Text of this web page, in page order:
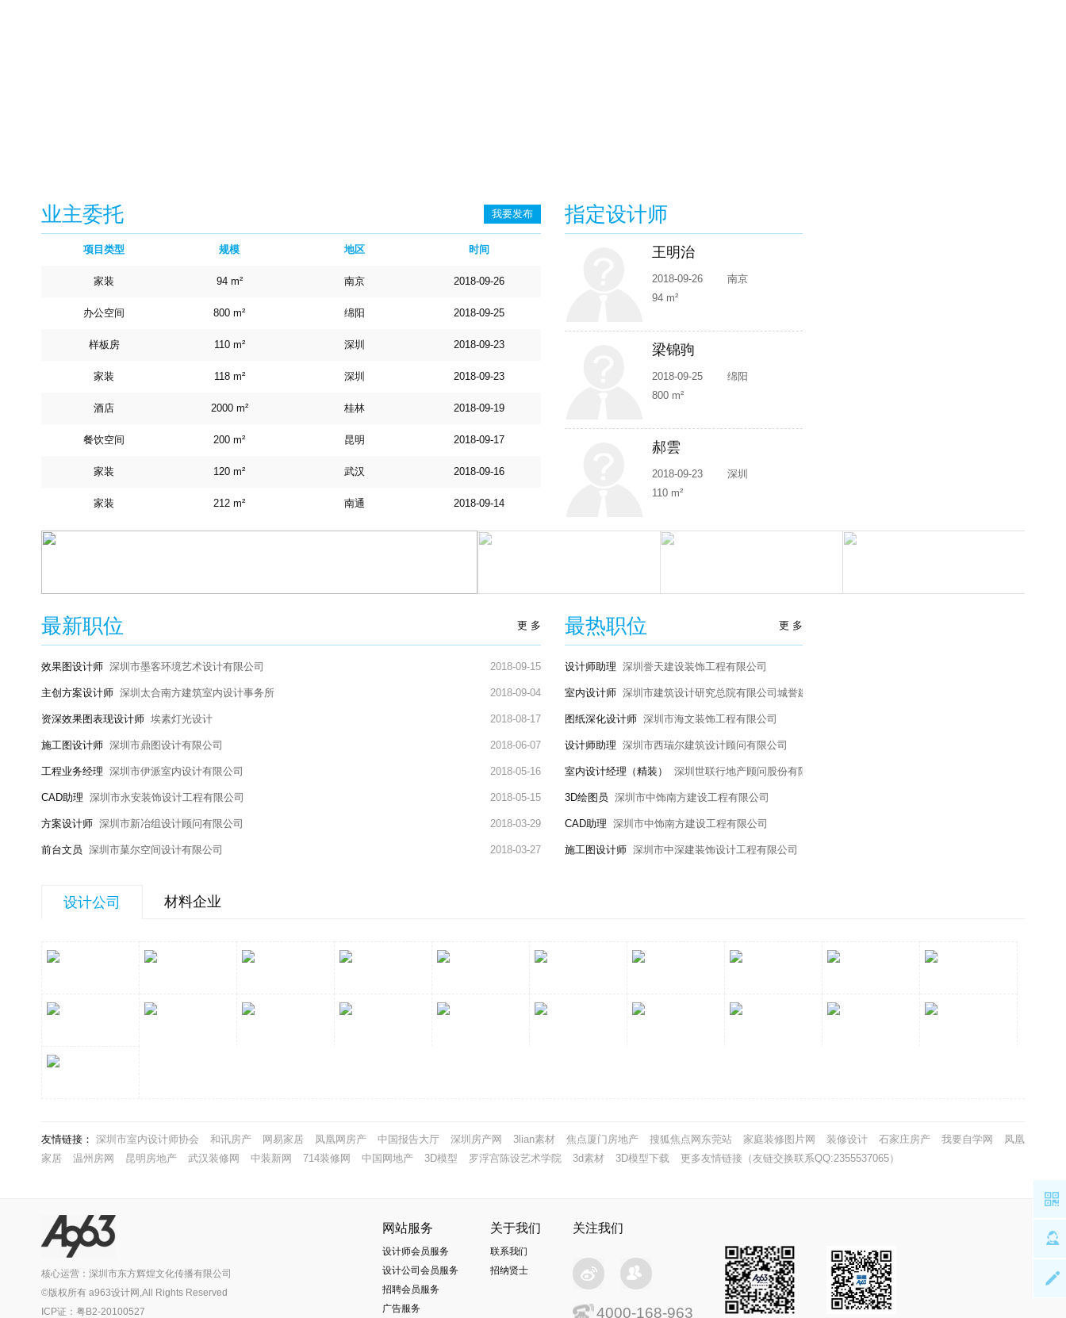
业主委托 我要发布
项目类型 规模 地区 时间
家装 94 m² 南京 2018-09-26
办公空间 800 m² 绵阳 2018-09-25
样板房 110 m² 深圳 2018-09-23
家装 118 m² 深圳 2018-09-23
酒店 2000 m² 桂林 2018-09-19
餐饮空间 200 m² 昆明 2018-09-17
家装 120 m² 武汉 2018-09-16
家装 212 m² 南通 2018-09-14
指定设计师
王明治
2018-09-26
南京
94 m²
梁锦驹
2018-09-25
绵阳
800 m²
郝雲
2018-09-23
深圳
110 m²
最新职位 更 多
效果图设计师 深圳市墨客环境艺术设计有限公司 2018-09-15
主创方案设计师 深圳太合南方建筑室内设计事务所 2018-09-04
资深效果图表现设计师 埃素灯光设计 2018-08-17
施工图设计师 深圳市鼎图设计有限公司 2018-06-07
工程业务经理 深圳市伊派室内设计有限公司 2018-05-16
CAD助理 深圳市永安装饰设计工程有限公司 2018-05-15
方案设计师 深圳市新冶组设计顾问有限公司 2018-03-29
前台文员 深圳市菓尔空间设计有限公司 2018-03-27
最热职位 更 多
设计师助理 深圳誉天建设装饰工程有限公司
室内设计师 深圳市建筑设计研究总院有限公司城誉建筑设计研究院
图纸深化设计师 深圳市海文装饰工程有限公司
设计师助理 深圳市西瑞尔建筑设计顾问有限公司
室内设计经理（精装） 深圳世联行地产顾问股份有限公司
3D绘图员 深圳市中饰南方建设工程有限公司
CAD助理 深圳市中饰南方建设工程有限公司
施工图设计师 深圳市中深建装饰设计工程有限公司
设计公司 材料企业
友情链接： 深圳市室内设计师协会 和讯房产 网易家居 凤凰网房产 中国报告大厅 深圳房产网 3lian素材 焦点厦门房地产 搜狐焦点网东莞站 家庭装修图片网 装修设计 石家庄房产 我要自学网
凤凰
家居
温州房网 昆明房地产 武汉装修网 中装新网 714装修网 中国网地产 3D模型 罗浮宫陈设艺术学院 3d素材 3D模型下载 更多友情链接（友链交换联系QQ:2355537065）
核心运营：深圳市东方辉煌文化传播有限公司
©版权所有 a963设计网,All Rights Reserved
ICP证：粤B2-20100527
网站服务
设计师会员服务
设计公司会员服务
招聘会员服务
广告服务
关于我们
联系我们
招纳贤士
关注我们
4000-168-963